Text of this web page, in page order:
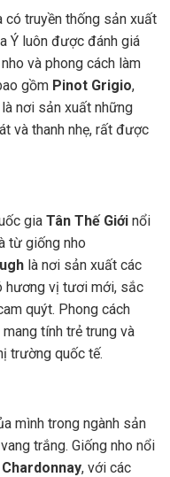
có truyền thống sản xuất
Ý luôn được đánh giá
và phong cách làm
gồm Pinot Grigio,
là nơi sản xuất những
và thanh nhẹ, rất được
gia Tân Thế Giới nổi
từ giống nho
là nơi sản xuất các
hương vị tươi mới, sắc
quýt. Phong cách
tính trẻ trung và
trường quốc tế.
mình trong ngành sản
trắng. Giống nho nổi
Chardonnay, với các